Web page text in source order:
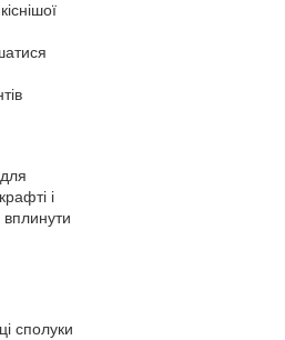
і
сполуки